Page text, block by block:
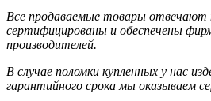
Все продаваемые товары отвечают
сертифицированы и обеспечены
производителей.
В случае поломки купленных у нас
гарантийного срока мы оказываем